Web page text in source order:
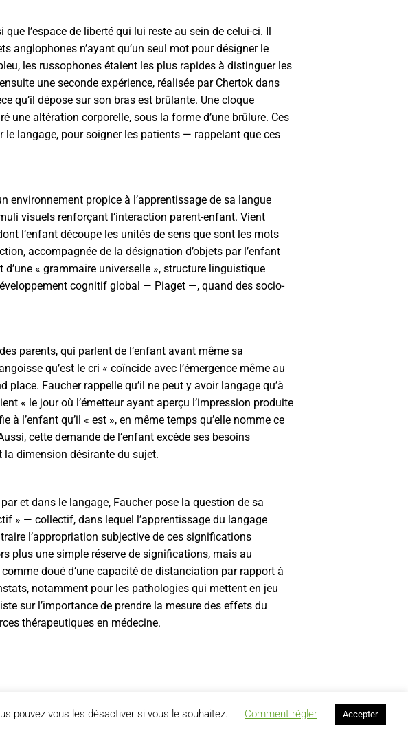
l’espace de liberté qui lui reste au sein de celui-ci. Il
anglophones n’ayant qu’un seul mot pour désigner le
les russophones étaient les plus rapides à distinguer les
une seconde expérience, réalisée par Chertok dans
qu’il dépose sur son bras est brûlante. Une cloque
une altération corporelle, sous la forme d’une brûlure. Ces
le langage, pour soigner les patients — rappelant que ces
environnement propice à l’apprentissage de sa langue
visuels renforçant l’interaction parent-enfant. Vient
l’enfant découpe les unités de sens que sont les mots
accompagnée de la désignation d’objets par l’enfant
« grammaire universelle », structure linguistique
cognitif global — Piaget —, quand des socio-
parents, qui parlent de l’enfant avant même sa
qu’est le cri « coïncide avec l’émergence même au
place. Faucher rappelle qu’il ne peut y avoir langage qu’à
« le jour où l’émetteur ayant aperçu l’impression produite
l’enfant qu’il « est », en même temps qu’elle nomme ce
cette demande de l’enfant excède ses besoins
la dimension désirante du sujet.
et dans le langage, Faucher pose la question de sa
» — collectif, dans lequel l’apprentissage du langage
l’appropriation subjective de ces significations
plus une simple réserve de significations, mais au
doué d’une capacité de distanciation par rapport à
notamment pour les pathologies qui mettent en jeu
sur l’importance de prendre la mesure des effets du
thérapeutiques en médecine.
pouvez vous les désactiver si vous le souhaitez. Comment régler Accepter